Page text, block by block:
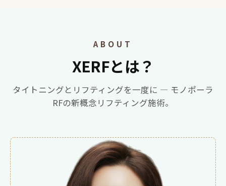
ABOUT
XERFとは？
タイトニングとリフティングを一度に — モノポーラ
RFの新概念リフティング施術。